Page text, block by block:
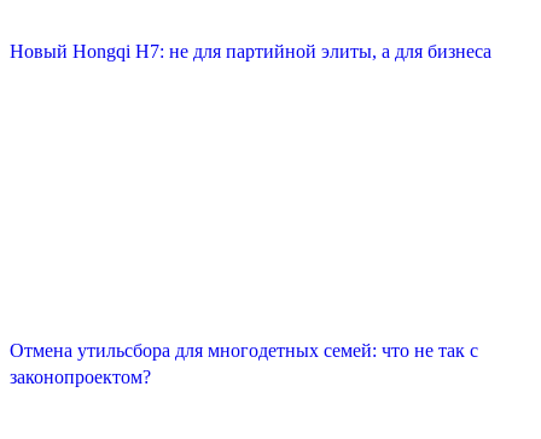
Новый Hongqi H7: не для партийной элиты, а для бизнеса
Отмена утильсбора для многодетных семей: что не так с
законопроектом?